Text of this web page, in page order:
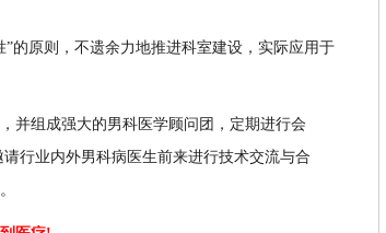
原则，不遗余力地推进科室建设，实际应用于
组成强大的男科医学顾问团，定期进行会
行业内外男科病医生前来进行技术交流与合